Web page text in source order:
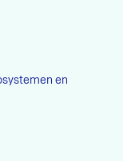
en